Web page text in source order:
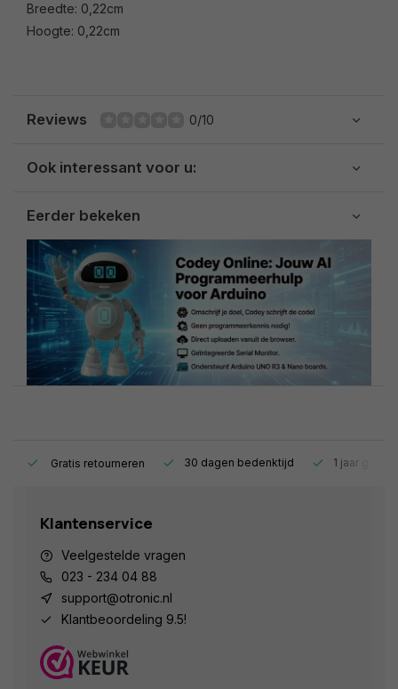
Breedte: 0,22cm
Hoogte: 0,22cm
Reviews 0/10
Ook interessant voor u:
Eerder bekeken
Gratis retourneren 30 dagen bedenktijd 1 jaar
Klantenservice
Veelgestelde vragen
023 - 234 04 88
support@otronic.nl
Klantbeoordeling 9.5!